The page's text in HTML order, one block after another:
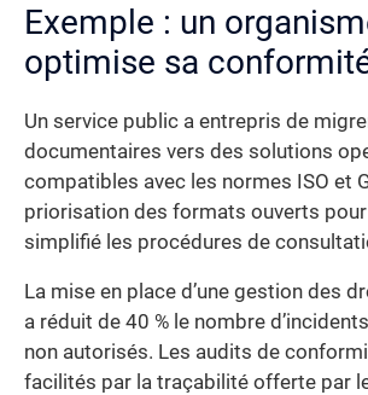
Exemple : un
optimise sa
Un service public a entrepris de
documentaires vers des solutions
compatibles avec les normes ISO et
priorisation des formats ouverts pour
simplifié les procédures de
La mise en place d’une gestion des
a réduit de 40 % le nombre
non autorisés. Les audits de
facilités par la traçabilité offerte par